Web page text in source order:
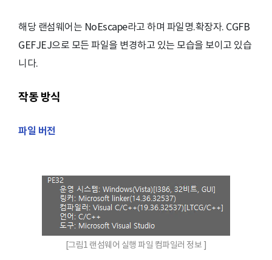
해당 랜섬웨어는 NoEscape라고 하며 파일명.확장자. CGFB
GEFJEJ으로 모든 파일을 변경하고 있는 모습을 보이고 있습
니다.
작동 방식
파일 버전
[그림1 랜섬웨어 실행 파일 컴파일러 정보 ]